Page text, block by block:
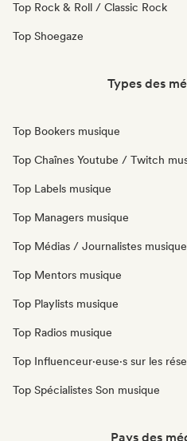
Top Rock & Roll / Classic Rock
Top Shoegaze
Types des
Top Bookers musique
Top Chaînes Youtube / Twitch
Top Labels musique
Top Managers musique
Top Médias / Journalistes musique
Top Mentors musique
Top Playlists musique
Top Radios musique
Top Influenceur·euse·s sur les
Top Spécialistes Son musique
Pays des